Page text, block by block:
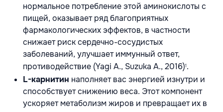
нормальное потребление этой аминокислоты с
пищей, оказывает ряд благоприятных
фармакологических эффектов, в частности
снижает риск сердечно-сосудистых
заболеваний, улучшает иммунный ответ,
противодействие (Yagi A., Suzuka A., 2016)1 .
L-карнитин наполняет вас энергией изнутри и
способствует снижению веса. Этот компонент
ускоряет метаболизм жиров и превращает их в